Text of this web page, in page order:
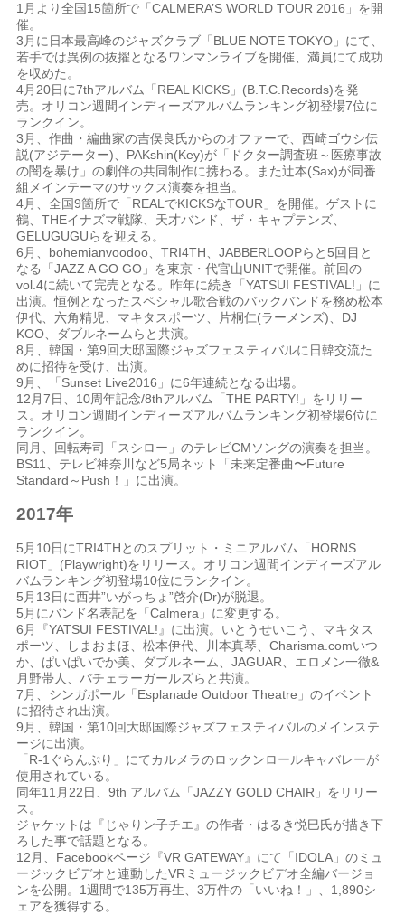
1月より全国15箇所で「CALMERA’S WORLD TOUR 2016」を開
催。
3月に日本最高峰のジャズクラブ「BLUE NOTE TOKYO」にて、
若手では異例の抜擢となるワンマンライブを開催、満員にて成功
を収めた。
4月20日に7thアルバム「REAL KICKS」(B.T.C.Records)を発
売。オリコン週間インディーズアルバムランキング初登場7位に
ランクイン。
3月、作曲・編曲家の吉俣良氏からのオファーで、西崎ゴウシ伝
説(アジテーター)、PAKshin(Key)が「ドクター調査班～医療事故
の闇を暴け」の劇伴の共同制作に携わる。また辻本(Sax)が同番
組メインテーマのサックス演奏を担当。
4月、全国9箇所で「REALでKICKSなTOUR」を開催。ゲストに
鶴、THEイナズマ戦隊、天才バンド、ザ・キャプテンズ、
GELUGUGUらを迎える。
6月、bohemianvoodoo、TRI4TH、JABBERLOOPらと5回目と
なる「JAZZ A GO GO」を東京・代官山UNITで開催。前回の
vol.4に続いて完売となる。昨年に続き「YATSUI FESTIVAL!」に
出演。恒例となったスペシャル歌合戦のバックバンドを務め松本
伊代、六角精児、マキタスポーツ、片桐仁(ラーメンズ)、DJ
KOO、ダブルネームらと共演。
8月、韓国・第9回大邸国際ジャズフェスティバルに日韓交流た
めに招待を受け、出演。
9月、「Sunset Live2016」に6年連続となる出場。
12月7日、10周年記念/8thアルバム「THE PARTY!」をリリー
ス。オリコン週間インディーズアルバムランキング初登場6位に
ランクイン。
同月、回転寿司「スシロー」のテレビCMソングの演奏を担当。
BS11、テレビ神奈川など5局ネット「未来定番曲〜Future
Standard～Push！」に出演。
2017年
5月10日にTRI4THとのスプリット・ミニアルバム「HORNS
RIOT」(Playwright)をリリース。オリコン週間インディーズアル
バムランキング初登場10位にランクイン。
5月13日に西井”いがっちょ”啓介(Dr)が脱退。
5月にバンド名表記を「Calmera」に変更する。
6 月『YATSUI FESTIVAL! 』に出演。いとうせいこう、マキタス
ポーツ、しまおまほ、松本伊代、川本真琴、Charisma.comいつ
か、ぱいぱいでか美、ダブルネーム、JAGUAR 、エロメン一徹&
月野帯人、バチェラーガールズらと共演。
7月、シンガポール「Esplanade Outdoor Theatre」のイベント
に招待され出演。
9月、韓国・第10回大邸国際ジャズフェスティバルのメインステ
ージに出演。
「R-1ぐらんぷり」にてカルメラのロックンロールキャバレーが
使用されている。
同年11月22日、9th アルバム「JAZZY GOLD CHAIR」をリリー
ス。
ジャケットは『じゃりン子チエ』の作者・はるき悦巳氏が描き下
ろした事で話題となる。
12 月、 Facebookページ『VR GATEWAY』にて「 IDOLA 」のミュ
ージックビデオと連動したVR ミュージックビデオ全編バージョ
ンを公開。 1週間で135万再生、3万件の「いいね！」、 1,890シ
ェアを獲得する。